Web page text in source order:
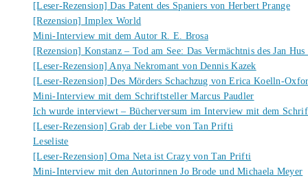
[Leser-Rezension] Das Patent des Spaniers von Herbert Prange
[Rezension] Implex World
Mini-Interview mit dem Autor R. E. Brosa
[Rezension] Konstanz – Tod am See: Das Vermächtnis des Jan
[Leser-Rezension] Anya Nekromant von Dennis Kazek
[Leser-Rezension] Des Mörders Schachzug von Erica Koelln-
Mini-Interview mit dem Schriftsteller Marcus Paudler
Ich wurde interviewt – Bücherversum im Interview mit dem
[Leser-Rezension] Grab der Liebe von Tan Prifti
Leseliste
[Leser-Rezension] Oma Neta ist Crazy von Tan Prifti
Mini-Interview mit den Autorinnen Jo Brode und Michaela Meyer